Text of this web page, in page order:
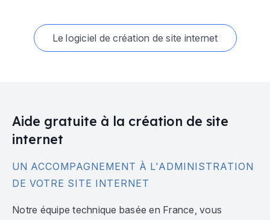
Le logiciel de création de site internet
Aide gratuite à la création de site
internet
UN ACCOMPAGNEMENT À L'ADMINISTRATION
DE VOTRE SITE INTERNET
Notre équipe technique basée en France, vous